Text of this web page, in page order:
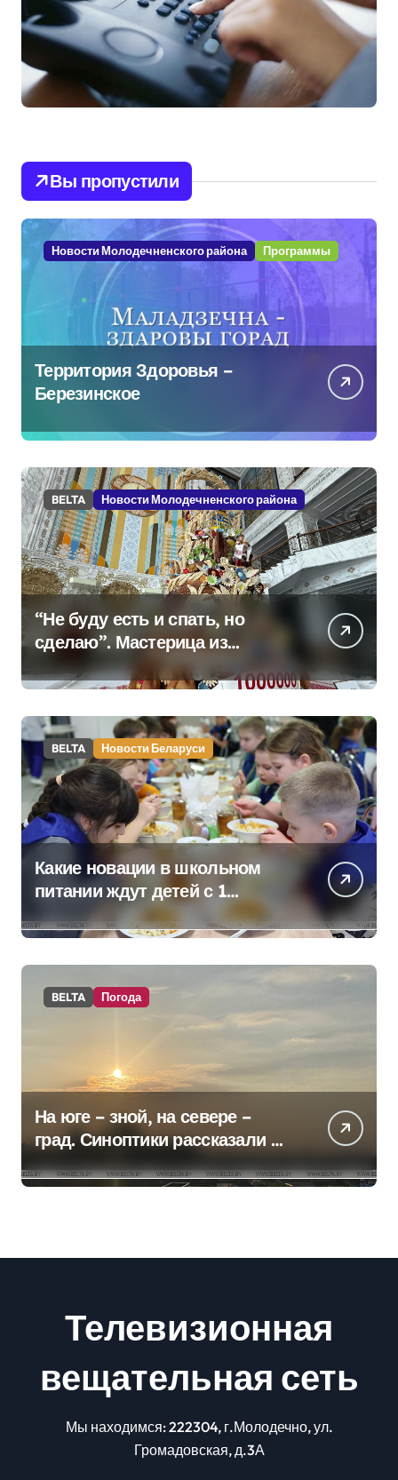
Вы пропустили
Новости Молодечненского района Программы
Территория Здоровья –
Березинское
BELTA Новости Молодечненского района
“Не буду есть и спать, но
сделаю”. Мастерица из
Молодечно о 50-
килограммовом каравае для
Дворца Независимости
BELTA Новости Беларуси
Какие новации в школьном
питании ждут детей с 1
сентября, рассказали в
правительстве
BELTA Погода
На юге – зной, на севере –
град. Синоптики рассказали о
погоде на сегодня
Телевизионная
вещательная сеть
Мы находимся: 222304, г.Молодечно, ул.
Громадовская, д.3А